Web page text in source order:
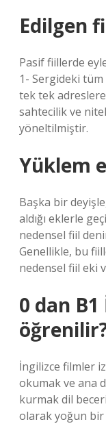
Edilgen
Pasif fiillerde
1- Sergideki tüm
tek tek adreslere
sahtecilik ve
yöneltilmiştir.
Yüklem
Başka bir
aldığı eklerle
nedensel fiil
Genellikle, bu
nedensel fiil eki
0 dan
İngilizce filmler
okumak ve ana
kurmak dil
olarak yoğun bir